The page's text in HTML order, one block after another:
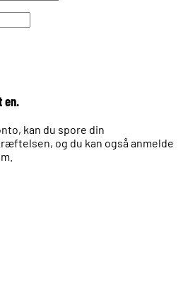
en.
kan du spore din
og du kan også anmelde